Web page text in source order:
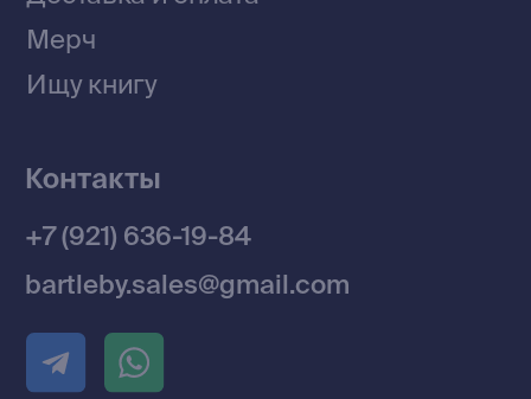
Договор оферты
© 2026 Все права защищены